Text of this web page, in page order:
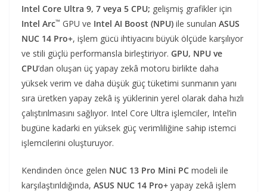
Intel Core Ultra 9, 7 veya 5 CPU; gelişmiş grafikler için
Intel Arc™ GPU ve Intel AI Boost (NPU) ile sunulan ASUS
NUC 14 Pro+, işlem gücü ihtiyacını büyük ölçüde karşılıyor
ve stili güçlü performansla birleştiriyor. GPU, NPU ve
CPU’dan oluşan üç yapay zekâ motoru birlikte daha
yüksek verim ve daha düşük güç tüketimi sunmanın yanı
sıra üretken yapay zekâ iş yüklerinin yerel olarak daha hızlı
çalıştırılmasını sağlıyor. Intel Core Ultra işlemciler, Intel’in
bugüne kadarki en yüksek güç verimliliğine sahip istemci
işlemcilerini oluşturuyor.
Kendinden önce gelen NUC 13 Pro Mini PC modeli ile
karşılaştırıldığında, ASUS NUC 14 Pro+ yapay zekâ işlem